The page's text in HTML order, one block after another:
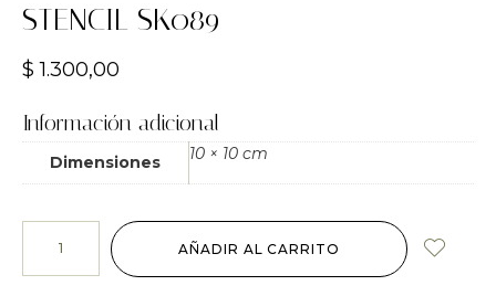
STENCIL SK089
$ 1.300,00
Información adicional
Dimensiones 10 × 10 cm
AÑADIR AL CARRITO